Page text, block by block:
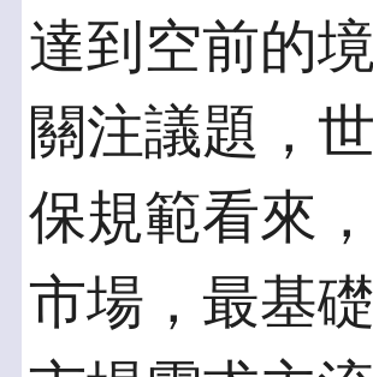
達到空前的
關注議題，
保規範看來
市場，最基